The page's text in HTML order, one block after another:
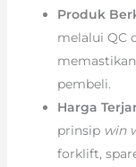
Produk
melalui QC
pembeli.
Harga
prinsip win
forklift,